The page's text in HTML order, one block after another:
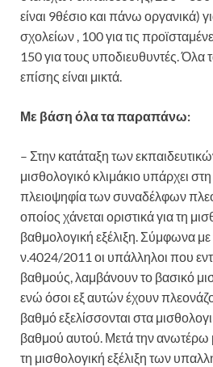
είναι 9θέσιο και πάνω οργανικά)
σχολείων , 100 για τις
150 για τους υποδιευθυντές.
επίσης είναι μικτά.
Με βάση όλα τα παραπάνω:
– Στην κατάταξη των
μισθολογικό κλιμάκιο υπάρχει
πλειοψηφία των συναδέλφων
οποίος χάνεται οριστικά για τη
βαθμολογική εξέλιξη. Σύμφωνα
ν.4024/2011 οι υπάλληλοι που
βαθμούς, λαμβάνουν το βασικό
ενώ όσοι εξ αυτών έχουν
βαθμό εξελίσσονται στα
βαθμού αυτού. Μετά την ανωτέρω
τη μισθολογική εξέλιξη των